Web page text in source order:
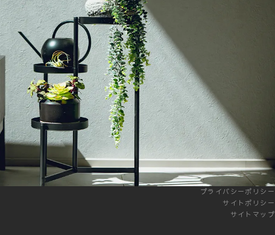
プライバシーポリシー
サイトポリシー
サイトマップ